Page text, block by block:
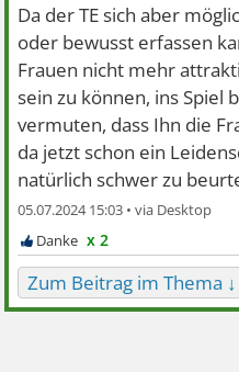
Da der TE sich aber
oder bewusst erfassen
Frauen nicht mehr
sein zu können, ins Spiel
vermuten, dass Ihn die
da jetzt schon ein
natürlich schwer zu
05.07.2024 15:03 •
x 2
Zum Beitrag im Thema ↓